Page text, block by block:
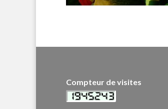
Compteur de visites